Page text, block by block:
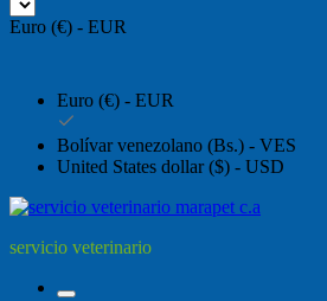
Euro (€) - EUR
Euro (€) - EUR
Bolívar venezolano (Bs.) - VES
United States dollar ($) - USD
servicio veterinario